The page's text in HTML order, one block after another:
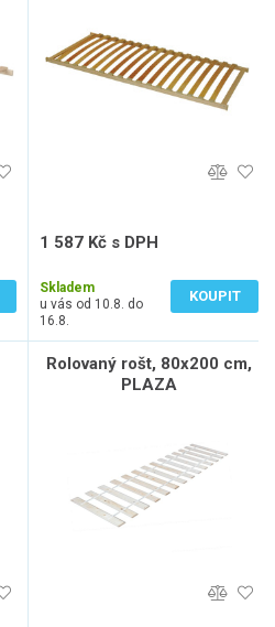
1 587 Kč s DPH
Skladem
u vás od 10.8. do
16.8.
KOUPIT
Rolovaný rošt, 80x200 cm,
PLAZA